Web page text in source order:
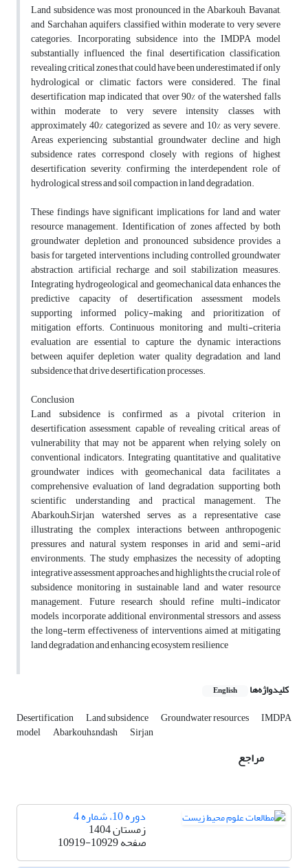
Land subsidence was most pronounced in the Abarkouh, Bavanat,
and Sarchahan aquifers, classified within moderate to very severe
categories. Incorporating subsidence into the IMDPA model
substantially influenced the final desertification classification,
revealing critical zones that could have been underestimated if only
hydrological or climatic factors were considered. The final
desertification map indicated that over 90% of the watershed falls
within moderate to very severe intensity classes, with
approximately 40% categorized as severe and 10% as very severe.
Areas experiencing substantial groundwater decline and high
subsidence rates correspond closely with regions of highest
desertification severity, confirming the interdependent role of
hydrological stress and soil compaction in land degradation.
These findings have significant implications for land and water
resource management. Identification of zones affected by both
groundwater depletion and pronounced subsidence provides a
basis for targeted interventions, including controlled groundwater
abstraction, artificial recharge, and soil stabilization measures.
Integrating hydrogeological and geomechanical data enhances the
predictive capacity of desertification assessment models,
supporting informed policy-making and prioritization of
mitigation efforts. Continuous monitoring and multi-criteria
evaluation are essential to capture the dynamic interactions
between aquifer depletion, water quality degradation, and land
subsidence that drive desertification processes.
Conclusion
Land subsidence is confirmed as a pivotal criterion in
desertification assessment, capable of revealing critical areas of
vulnerability that may not be apparent when relying solely on
conventional indicators. Integrating quantitative and qualitative
groundwater indices with geomechanical data facilitates a
comprehensive evaluation of land degradation, supporting both
scientific understanding and practical management. The
Abarkouh–Sirjan watershed serves as a representative case
illustrating the complex interactions between anthropogenic
pressures and natural system responses in arid and semi-arid
environments. The study emphasizes the necessity of adopting
integrative assessment approaches and highlights the crucial role of
subsidence monitoring in sustainable land and water resource
management. Future research should refine multi-indicator
models, incorporate additional environmental stressors, and assess
the long-term effectiveness of interventions aimed at mitigating
land degradation and enhancing ecosystem resilience
کلیدواژه‌ها English
Desertification Land subsidence Groundwater resources IMDPA
model Abarkouh&‌ndash Sirjan
مراجع
دوره 10، شماره 4
زمستان 1404
صفحه10919-10929